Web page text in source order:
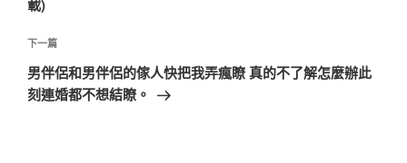
覽
章
載)
下
一
篇
下一篇
男伴侶和男伴侶的傢人快把我弄瘋瞭 真的不了解怎麼辦此
刻連婚都不想結瞭。